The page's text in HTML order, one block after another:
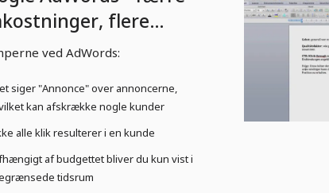
flere
- 1.5 Ulemper ved
ved AdWords:
siger "Annonce" over annoncerne,
kan afskrække nogle kunder
alle klik resulterer i en kunde
af budgettet bliver du kun vist i
tidsrum